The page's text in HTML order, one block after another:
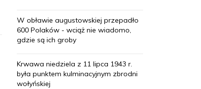
W obławie augustowskiej przepadło
600 Polaków - wciąż nie wiadomo,
gdzie są ich groby
Krwawa niedziela z 11 lipca 1943 r.
była punktem kulminacyjnym zbrodni
wołyńskiej